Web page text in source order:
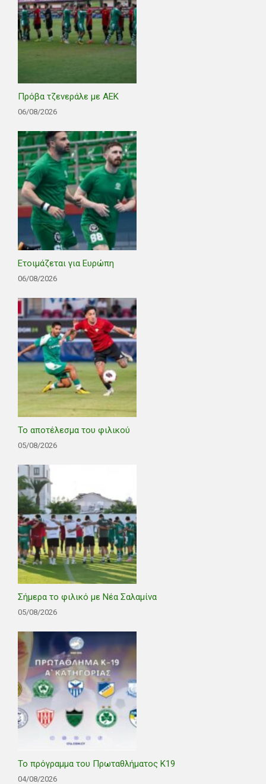
Πρόβα τζενεράλε με ΑΕΚ
06/08/2026
Ετοιμάζεται για Ευρώπη
06/08/2026
Το αποτέλεσμα του φιλικού
05/08/2026
Σήμερα το φιλικό με Νέα Σαλαμίνα
05/08/2026
Το πρόγραμμα του Πρωταθλήματος Κ19
04/08/2026